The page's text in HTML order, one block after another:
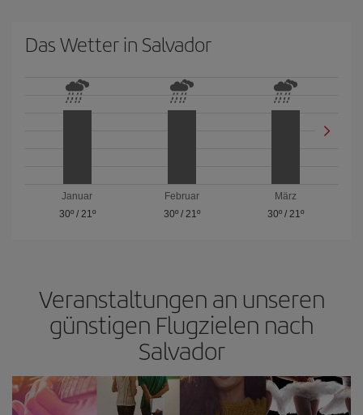
Das Wetter in Salvador
Januar
30º/ 21º
Februar
30º/ 21º
März
30º / 21º
Veranstaltungen an unseren
günstigen Flugzielen nach
Salvador